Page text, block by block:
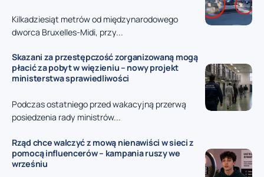
Kilkadziesiąt metrów od międzynarodowego
dworca Bruxelles-Midi, przy...
Skazani za przestępczość zorganizowaną mogą
płacić za pobyt w więzieniu – nowy projekt
ministerstwa sprawiedliwości
Podczas ostatniego przed wakacyjną przerwą
posiedzenia rady ministrów...
Rząd chce walczyć z mową nienawiści w sieci z
pomocą influencerów – kampania ruszy we
wrześniu